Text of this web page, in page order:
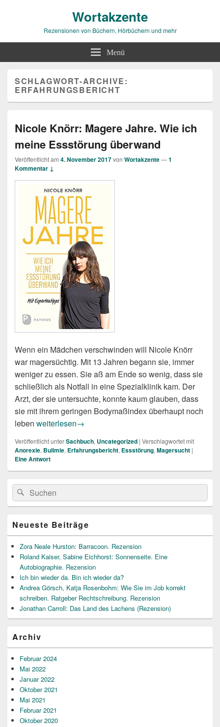
Wortakzente
Rezensionen von Büchern, Hörbüchern und mehr
Menü
SCHLAGWORT-ARCHIVE:
ERFAHRUNGSBERICHT
Nicole Knörr: Magere Jahre. Wie ich
meine Essstörung überwand
Veröffentlicht am 4. November 2017von Wortakzente—1
Kommentar ↓
Wenn ein Mädchen verschwinden will Nicole Knörr
war magersüchtig. Mit 13 Jahren begann sie, immer
weniger zu essen. Sie aß am Ende so wenig, dass sie
schließlich als Notfall in eine Spezialklinik kam. Der
Arzt, der sie untersuchte, konnte kaum glauben, dass
sie mit ihrem geringen Bodymaßindex überhaupt noch
leben Nicole Knörr: Magere Jahre. Wie ich meine
weiterlesen→
Veröffentlicht unterSachbuch, Uncategorized | Verschlagwortet mit
Anorexie, Bulimie, Erfahrungsbericht, Essstörung, Magersucht |
EineAntwort
Primärer
Seitenleisten
Widget-
Bereich
Suche
nach:
Suchen
Neueste Beiträge
Zora Neale Hurston: Barracoon. Rezension
Roland Kaiser, Sabine Eichhorst: Sonnenseite. Eine
Autobiographie. Rezension
Ich bin wieder da. Bin ich wieder da?
Andrea Görsch, Katja Rosenbohm: Wie Sie im Job korrekt
schreiben. Ratgeber Rechtschreibung. Rezension
Jonathan Carroll: Das Land des Lachens (Rezension)
Archiv
Februar 2024
Mai 2022
Januar 2022
Oktober 2021
Mai 2021
Februar 2021
Oktober 2020